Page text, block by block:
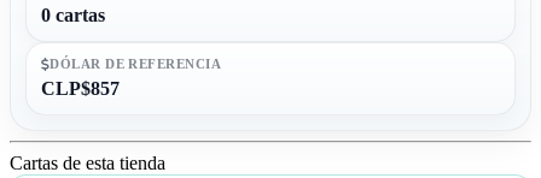
0 cartas
DÓLAR DE REFERENCIA
CLP$857
Cartas de esta tienda